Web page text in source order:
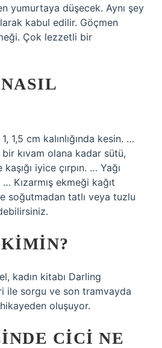
yumurtaya düşecek. Aynı şey
kabul edilir. Göçmen
Çok lezzetli bir
1,5 cm kalınlığında kesin. …
kıvam olana kadar sütü,
iyice çırpın. … Yağı
… Kızarmış ekmeği kağıt
soğutmadan tatlı veya tuzlu
kadın kitabı Darling
ile sorgu ve son tramvayda
oluşuyor.
CICI NE